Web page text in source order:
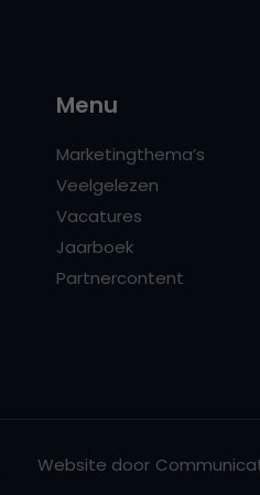
Menu
Marketingthema’s
Veelgelezen
Vacatures
Jaarboek
Partnercontent
Website door